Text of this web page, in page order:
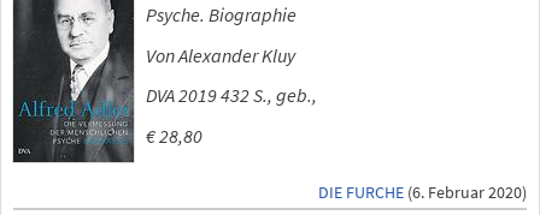
Psyche. Biographie
Von Alexander Kluy
DVA 2019 432 S., geb.,
€ 28,80
DIE FURCHE (6. Februar 2020)